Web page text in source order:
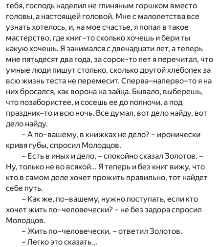
тебя, господь наделил не глиняным горшком вместо
головы, а настоящей головой. Мне с малолетства все
узнать хотелось, и, на мое счастье, я попал в такое
мастерство, где книг–то сколько хочешь и бери ты
какую хочешь. Я занимался с двенадцати лет, а теперь
мне пятьдесят два года, за сорок–то лет я перечитал, что
умные люди пишут столько, сколько другой хлебопек за
всю жизнь теста не перемесит. Сперва–наперво–то я на
них бросался, как ворона на зайца. Бывало, выберешь,
что позабористее, и сосешь ее до полночи, а под
праздник–то и всю ночь. Все думал, вот дело найду, вот
дело найду.
– А по–вашему, в книжках не дело? – иронически
кривя губы, спросил Молодцов.
– Есть в иных и дело, – спокойно сказал Золотов. –
Ну, только не во всякой... Я теперь и без книг вижу, что
кто в самом деле хочет прожить правильно, тот найдет
себе путь.
– Как же, по–вашему, нужно поступать, если кто
хочет жить по–человечески? – не без задора спросил
Молодцов.
– Жить по–человечески, – ответил Золотов.
– Легко это сказать...